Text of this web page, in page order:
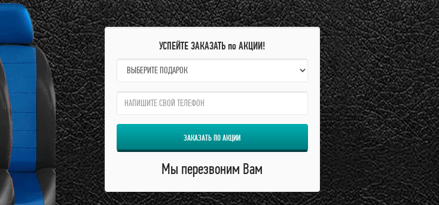
УСПЕЙТЕ ЗАКАЗАТЬ по АКЦИИ!
name:
qzw:
ЗАКАЗАТЬ ПО АКЦИИ
Мы перезвоним Вам